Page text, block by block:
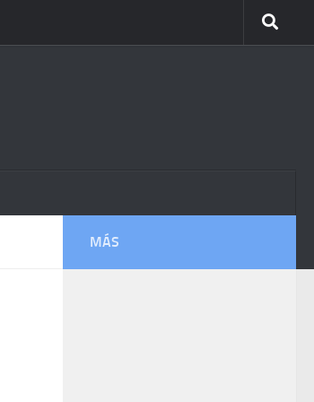
MÁS